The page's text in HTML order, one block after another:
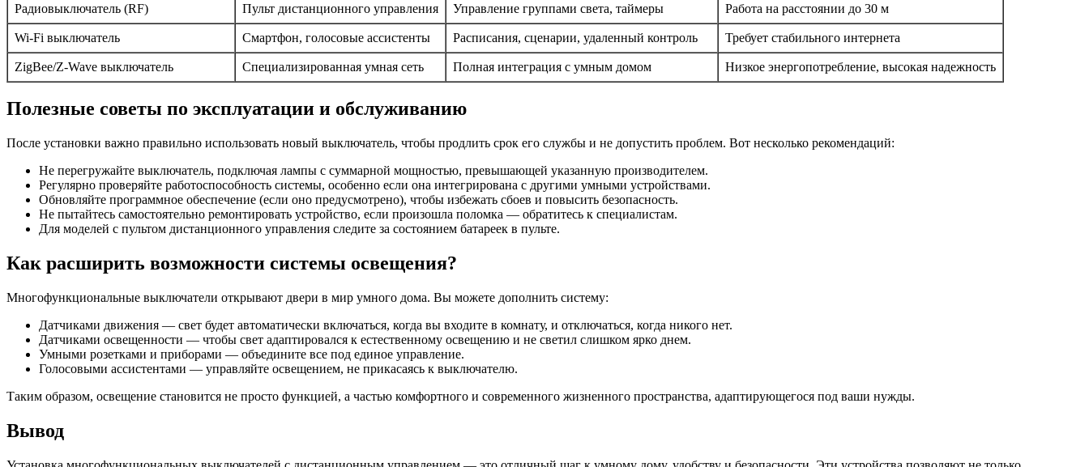
Радиовыключатель (RF) Пульт дистанционного управления Управление группами света, таймеры Работа на расстоянии до 30 м
Wi-Fi выключатель Смартфон, голосовые ассистенты Расписания, сценарии, удаленный контроль Требует стабильного интернета
ZigBee/Z-Wave выключатель Специализированная умная сеть Полная интеграция с умным домом Низкое энергопотребление, высокая надежность
Полезные советы по эксплуатации и обслуживанию
После установки важно правильно использовать новый выключатель, чтобы продлить срок его службы и не допустить проблем. Вот несколько рекомендаций:
Не перегружайте выключатель, подключая лампы с суммарной мощностью, превышающей указанную производителем.
Регулярно проверяйте работоспособность системы, особенно если она интегрирована с другими умными устройствами.
Обновляйте программное обеспечение (если оно предусмотрено), чтобы избежать сбоев и повысить безопасность.
Не пытайтесь самостоятельно ремонтировать устройство, если произошла поломка — обратитесь к специалистам.
Для моделей с пультом дистанционного управления следите за состоянием батареек в пульте.
Как расширить возможности системы освещения?
Многофункциональные выключатели открывают двери в мир умного дома. Вы можете дополнить систему:
Датчиками движения — свет будет автоматически включаться, когда вы входите в комнату, и отключаться, когда никого нет.
Датчиками освещенности — чтобы свет адаптировался к естественному освещению и не светил слишком ярко днем.
Умными розетками и приборами — объедините все под единое управление.
Голосовыми ассистентами — управляйте освещением, не прикасаясь к выключателю.
Таким образом, освещение становится не просто функцией, а частью комфортного и современного жизненного пространства, адаптирующегося под ваши нужды.
Вывод